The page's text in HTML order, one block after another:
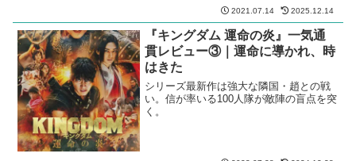
2021.07.14 2025.12.14
『キングダム 運命の炎』一気通
貫レビュー③｜運命に導かれ、時
はきた
シリーズ最新作は強大な隣国・趙との戦
い。信が率いる100人隊が敵陣の盲点を突
く。